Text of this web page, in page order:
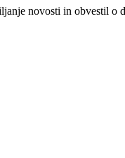
novosti in obvestil o